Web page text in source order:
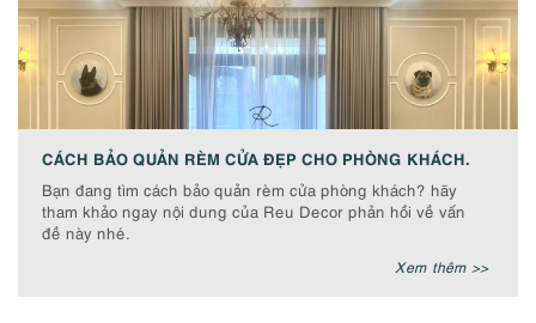
CÁCH BẢO QUẢN RÈM CỬA ĐẸP CHO PHÒNG KHÁCH.
Bạn đang tìm cách bảo quản rèm cửa phòng khách? hãy
tham khảo ngay nội dung của Reu Decor phản hồi về vấn
đề này nhé.
Xem thêm >>